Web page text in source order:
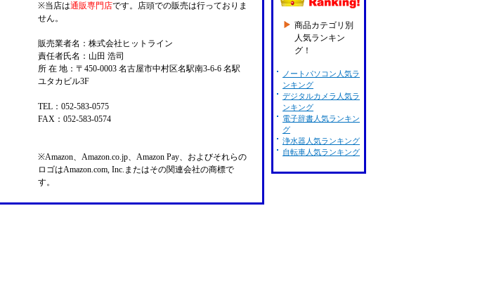
※当店は通販専門店です。店頭での販売は行っておりま
せん。
販売業者名：株式会社ヒットライン
責任者氏名：山田 浩司
所 在 地：〒450-0003 名古屋市中村区名駅南3-6-6 名駅
ユタカビル3F
TEL：052-583-0575
FAX：052-583-0574
※Amazon、Amazon.co.jp、Amazon Pay、およびそれらの
ロゴはAmazon.com, Inc.またはその関連会社の商標で
す。
商品カテゴリ別
人気ランキン
グ！
ノートパソコン人気ラ
ンキング
デジタルカメラ人気ラ
ンキング
電子辞書人気ランキン
グ
浄水器人気ランキング
自転車人気ランキング